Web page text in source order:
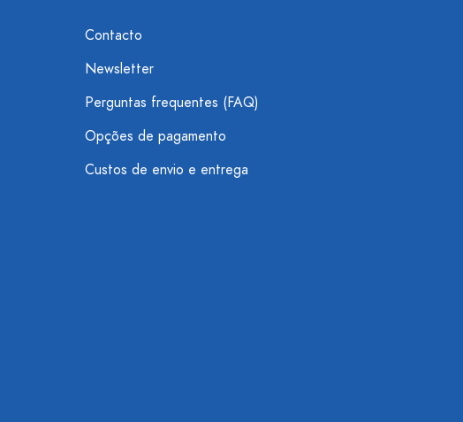
Contacto
Newsletter
Perguntas frequentes (FAQ)
Opções de pagamento
Custos de envio e entrega